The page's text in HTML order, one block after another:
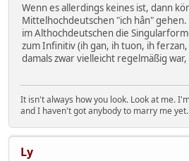
Wenn es allerdings keines ist, dann
Mittelhochdeutschen "ich hân"
im Althochdeutschen die
zum Infinitiv (ih gan, ih tuon, ih
damals zwar vielleicht regelmäßig
It isn't always how you look. Look at me.
and I haven't got anybody to marry me yet.
Ly